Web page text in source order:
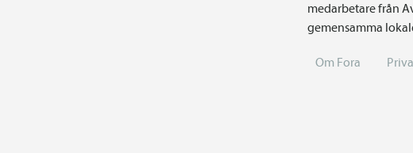
medarbetare från
gemensamma
Om Fora